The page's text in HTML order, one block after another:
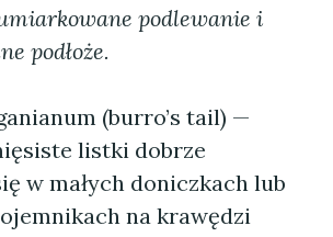
podlewanie i
podłoże.
(burro’s tail) —
listki dobrze
w małych doniczkach lub
na krawędzi